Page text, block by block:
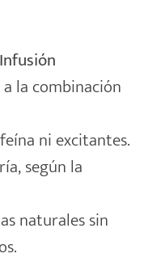
la combinación
ni excitantes.
según la
naturales sin